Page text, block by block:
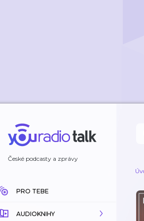
České podcasty a zprávy
PRO TEBE
AUDIOKNIHY